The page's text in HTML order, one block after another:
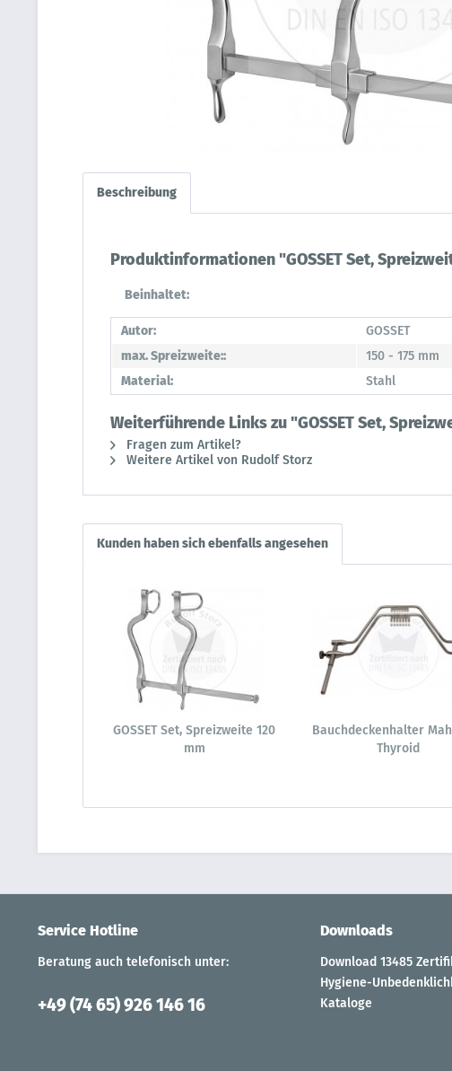
Beschreibung
Produktinformationen "GOSSET Set,
Beinhaltet:
Autor:
GOSSET
max. Spreizweite::
150 - 175 mm
Material:
Stahl
Weiterführende Links zu "GOSSET Set,
Fragen zum Artikel?
Weitere Artikel von Rudolf Storz
Kunden haben sich ebenfalls angesehen
GOSSET Set, Spreizweite 120
mm
Bauchdeckenhalter
Thyroid
Service Hotline
Beratung auch telefonisch unter:
+49 (74 65) 926 146 16
Downloads
Download 13485
Hygiene-
Kataloge